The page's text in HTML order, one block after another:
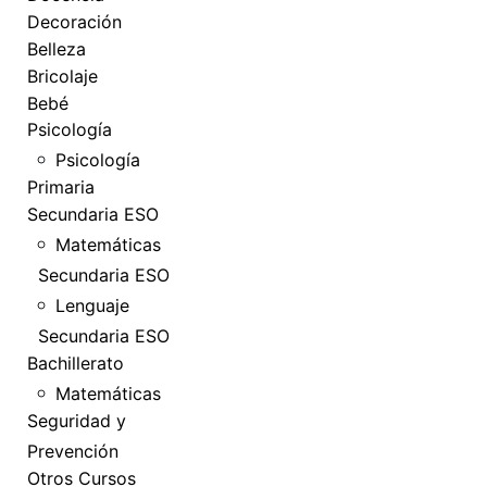
Decoración
Belleza
Bricolaje
Bebé
Psicología
Psicología
Primaria
Secundaria ESO
Matemáticas
Secundaria ESO
Lenguaje
Secundaria ESO
Bachillerato
Matemáticas
Seguridad y
Prevención
Otros Cursos